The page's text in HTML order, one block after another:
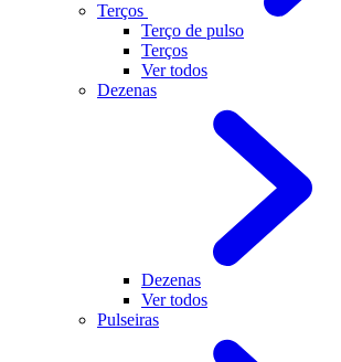
Terços
Terço de pulso
Terços
Ver todos
Dezenas
Dezenas
Ver todos
Pulseiras